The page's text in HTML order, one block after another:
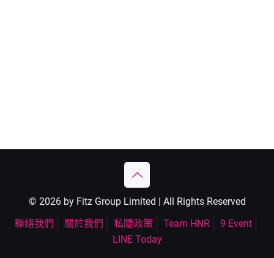
© 2026 by Fitz Group Limited | All Rights Reserved
聯絡我們
關於我們 私隱政策 Team HNR
9 Event
LINE Today